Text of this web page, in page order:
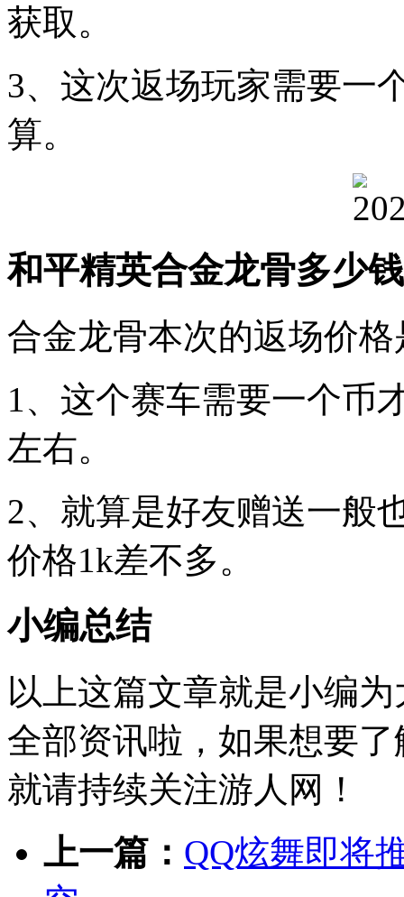
获取。
3、这次返场玩家需要一
算。
和平精英合金龙骨多少
合金龙骨本次的返场价格
1、这个赛车需要一个币
左右。
2、就算是好友赠送一般
价格1k差不多。
小编总结
以上这篇文章就是小编
全部资讯啦，如果想要
就请持续关注游人网！
上一篇： QQ炫舞即将